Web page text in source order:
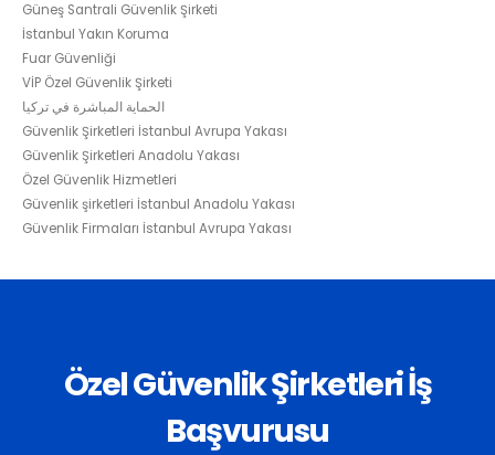
Güneş Santrali Güvenlik Şirketi
İstanbul Yakın Koruma
Fuar Güvenliği
VİP Özel Güvenlik Şirketi
الحماية المباشرة في تركيا
Güvenlik Şirketleri İstanbul Avrupa Yakası
Güvenlik Şirketleri Anadolu Yakası
Özel Güvenlik Hizmetleri
Güvenlik şirketleri İstanbul Anadolu Yakası
Güvenlik Firmaları İstanbul Avrupa Yakası
Özel Güvenlik Şirketleri İş
Başvurusu